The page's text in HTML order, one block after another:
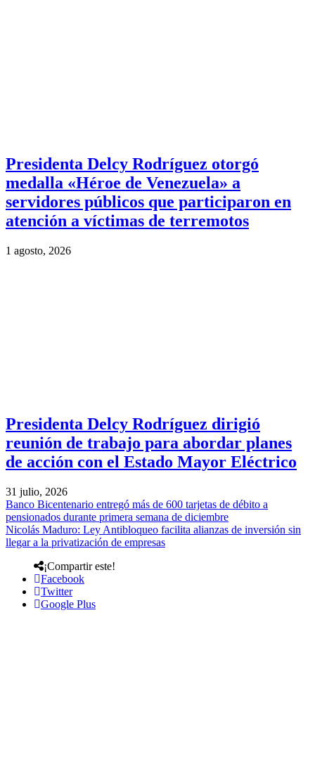
Presidenta Delcy Rodríguez otorgó
medalla «Héroe de Venezuela» a
servidores públicos que participaron en
atención a víctimas de terremotos
1 agosto, 2026
Presidenta Delcy Rodríguez dirigió
reunión de trabajo para abordar planes
de acción con el Estado Mayor Eléctrico
31 julio, 2026
Banco Bicentenario entregó más de 600 tarjetas de débito a
pensionados durante primera semana de diciembre
Nicolás Maduro: Ley Antibloqueo facilita alianzas de inversión sin
llegar a la privatización de empresas
¡Compartir este!
Facebook
Twitter
Google Plus